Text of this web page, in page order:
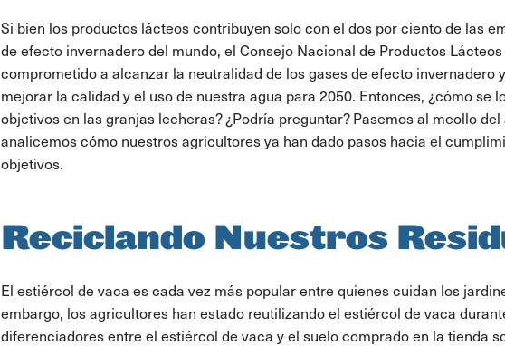
Si bien los productos lácteos contribuyen solo con el dos por ciento de las
de efecto invernadero del mundo, el Consejo Nacional de Productos Lácteos
comprometido a alcanzar la neutralidad de los gases de efecto invernadero
mejorar la calidad y el uso de nuestra agua para 2050. Entonces, ¿cómo se
objetivos en las granjas lecheras? ¿Podría preguntar? Pasemos al meollo del
analicemos cómo nuestros agricultores ya han dado pasos hacia el
objetivos.
Reciclando Nuestros
El estiércol de vaca es cada vez más popular entre quienes cuidan los
embargo, los agricultores han estado reutilizando el estiércol de vaca
diferenciadores entre el estiércol de vaca y el suelo comprado en la tienda